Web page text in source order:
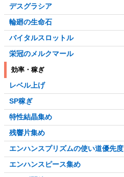
デスグラシア
輪廻の生命石
バイタルスロットル
栄冠のメルクマール
効率・稼ぎ
レベル上げ
SP稼ぎ
特性結晶集め
残響片集め
エンハンスプリズムの使い道優先度
エンハンスピース集め